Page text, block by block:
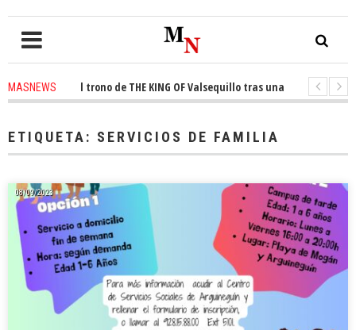
MASNEWSel trono de THE KING OF Valsequillo tras una jornada de
ETIQUETA: SERVICIOS DE FAMILIA
08/09/2023